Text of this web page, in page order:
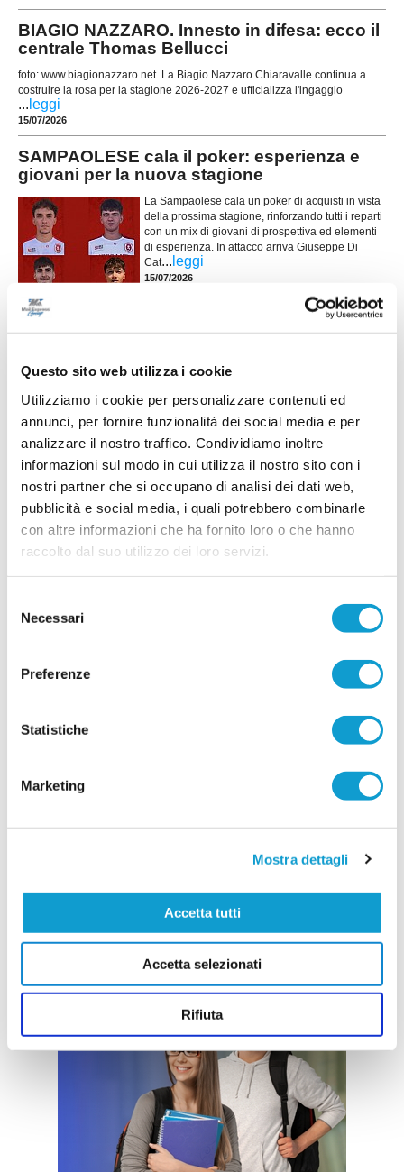
Questo sito web utilizza i cookie
Utilizziamo i cookie per personalizzare contenuti ed
annunci, per fornire funzionalità dei social media e per
analizzare il nostro traffico. Condividiamo inoltre
informazioni sul modo in cui utilizza il nostro sito con i
nostri partner che si occupano di analisi dei dati web,
pubblicità e social media, i quali potrebbero combinarle
con altre informazioni che ha fornito loro o che hanno
raccolto dal suo utilizzo dei loro servizi.
delNecessari
Preferenze
Statistiche
Marketing
Mostra dettagli
Accetta tutti
Accetta selezionati
Rifiuta
BIAGIO NAZZARO. Innesto in difesa: ecco il
centrale Thomas Bellucci
foto: www.biagionazzaro.net La Biagio Nazzaro Chiaravalle continua a
costruire la rosa per la stagione 2026-2027 e ufficializza l'ingaggio
... leggi
15/07/2026
SAMPAOLESE cala il poker: esperienza e
giovani per la nuova stagione
La Sampaolese cala un poker di acquisti in vista
della prossima stagione, rinforzando tutti i reparti
con un mix di giovani di prospettiva ed elementi
di esperienza. In attacco arriva Giuseppe Di
Cat... leggi
15/07/2026
LEONESSA MONTORO. Tanti volti nuovi per
La Leonessa Montoro è molto attiva sul mercato e
presenta i primi acquisti in vista della prossima
stagione. Il direttore sportivo Giancarlo Tateo ha
costruito una rosa che unisce giovani di
prospettiva ed elemen...leggi
VILLA MUSONE molto attivo sul mercato: le
ultime novità
Il Villa Musone prosegue la costruzione della
rosa in vista della stagione 2026-2027, puntando